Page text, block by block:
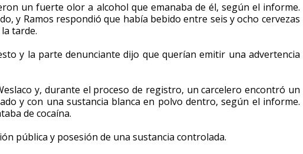
un fuerte olor a alcohol que emanaba de él, según el informe.
y Ramos respondió que había bebido entre seis y ocho cervezas
tarde.
y la parte denunciante dijo que querían emitir una advertencia
y, durante el proceso de registro, un carcelero encontró un
y con una sustancia blanca en polvo dentro, según el informe.
de cocaína.
pública y posesión de una sustancia controlada.